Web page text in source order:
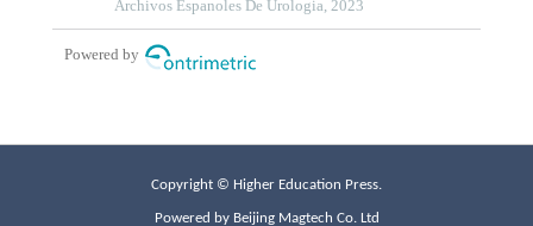
Copyright © Higher Education Press.
Powered by Beijing Magtech Co. Ltd